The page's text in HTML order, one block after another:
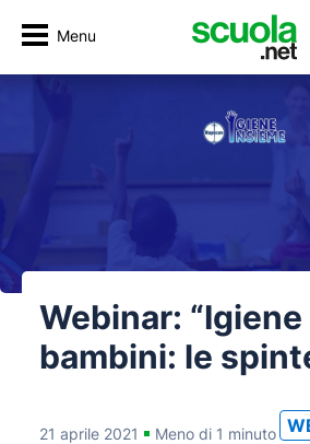
Menu
Webinar: “Igiene
bambini: le
21 aprile 2021 Meno di 1 minuto